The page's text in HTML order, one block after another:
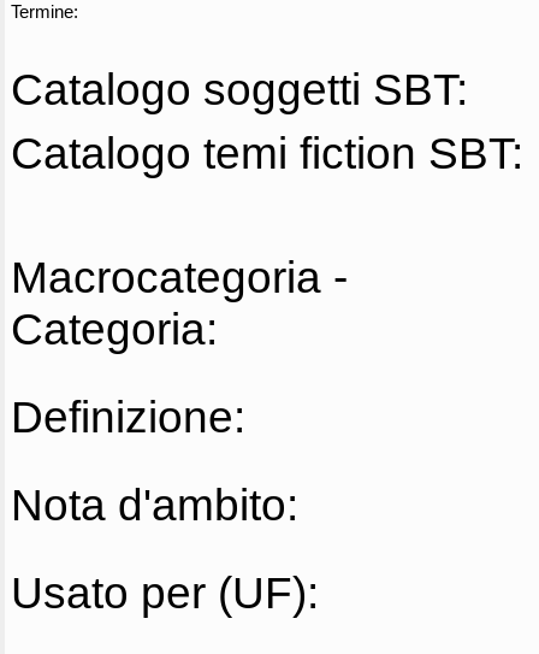
Termine:
Catalogo soggetti SBT:
Catalogo temi fiction SBT:
Macrocategoria -
Categoria:
Definizione:
Nota d'ambito:
Usato per (UF):